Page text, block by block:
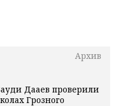
Архив
Дааев проверили
Грозного